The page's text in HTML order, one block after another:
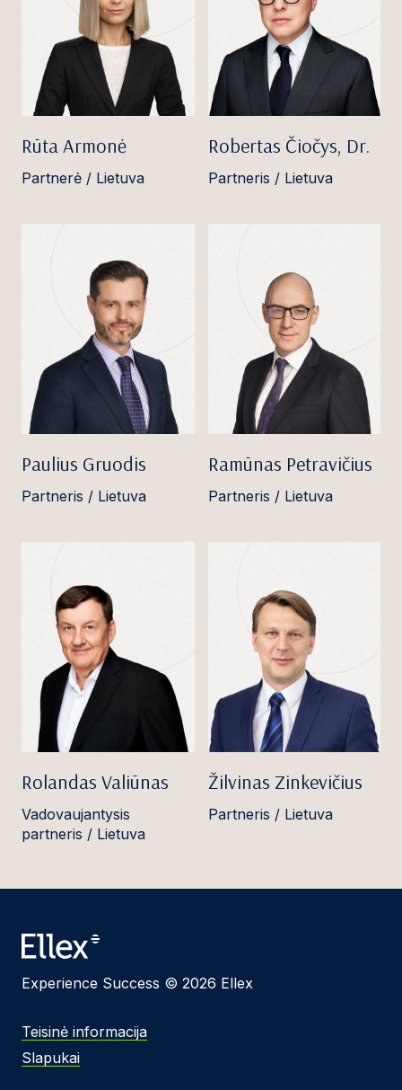
Rūta Armonė
Partnerė / Lietuva
Robertas Čiočys, Dr.
Partneris / Lietuva
Paulius Gruodis
Partneris / Lietuva
Ramūnas Petravičius
Partneris / Lietuva
Rolandas Valiūnas
Vadovaujantysis
partneris / Lietuva
Žilvinas Zinkevičius
Partneris / Lietuva
Experience Success © 2026 Ellex
Teisinė informacija
Slapukai